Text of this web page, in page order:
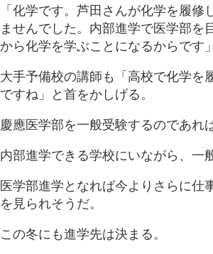
「化学です。芦田さんが化学を履
ませんでした。内部進学で医学部
から化学を学ぶことになるからです
大手予備校の講師も「高校で化学を
ですね」と首をかしげる。
慶應医学部を一般受験するのであ
内部進学できる学校にいながら、一
医学部進学となれば今よりさらに仕
を見られそうだ。
この冬にも進学先は決まる。